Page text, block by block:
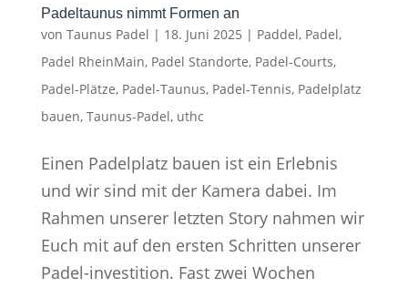
Padeltaunus nimmt Formen an
von Taunus Padel | 18. Juni 2025 | Paddel, Padel,
Padel RheinMain, Padel Standorte, Padel-Courts,
Padel-Plätze, Padel-Taunus, Padel-Tennis, Padelplatz
bauen, Taunus-Padel, uthc
Einen Padelplatz bauen ist ein Erlebnis
und wir sind mit der Kamera dabei. Im
Rahmen unserer letzten Story nahmen wir
Euch mit auf den ersten Schritten unserer
Padel-investition. Fast zwei Wochen